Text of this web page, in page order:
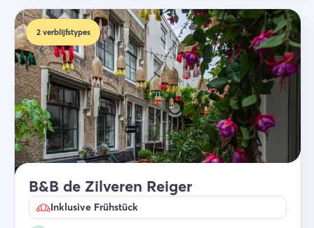
2 verblijfstypes
B&B de Zilveren Reiger
Inklusive Frühstück